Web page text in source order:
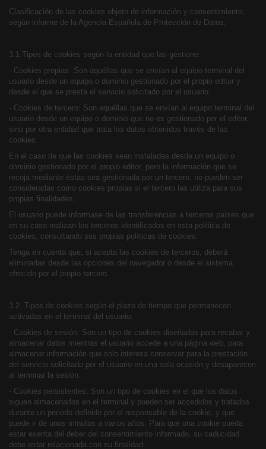
Clasificación de las cookies objeto de información y consentimiento,
según informe de la Agencia Española de Protección de Datos:
3.1.Tipos de cookies según la entidad que las gestione:
- Cookies propias: Son aquéllas que se envían al equipo terminal del
usuario desde un equipo o dominio gestionado por el propio editor y
desde el que se presta el servicio solicitado por el usuario.
- Cookies de tercero: Son aquéllas que se envían al equipo terminal del
usuario desde un equipo o dominio que no es gestionado por el editor,
sino por otra entidad que trata los datos obtenidos través de las
cookies.
En el caso de que las cookies sean instaladas desde un equipo o
dominio gestionado por el propio editor, pero la información que se
recoja mediante éstas sea gestionada por un tercero, no pueden ser
consideradas como cookies propias si el tercero las utiliza para sus
propias finalidades.
El usuario puede informase de las transferencias a terceros países que
en su caso realizan los terceros identificados en esta política de
cookies, consultando sus propias políticas de cookies.
Tenga en cuenta que, si acepta las cookies de terceros, deberá
eliminarlas desde las opciones del navegador o desde el sistema
ofrecido por el propio tercero.
3.2. Tipos de cookies según el plazo de tiempo que permanecen
activadas en el terminal del usuario:
- Cookies de sesión: Son un tipo de cookies diseñadas para recabar y
almacenar datos mientras el usuario accede a una página web, para
almacenar información que solo interesa conservar para la prestación
del servicio solicitado por el usuario en una sola ocasión y desaparecen
al terminar la sesión.
- Cookies persistentes: Son un tipo de cookies en el que los datos
siguen almacenados en el terminal y pueden ser accedidos y tratados
durante un periodo definido por el responsable de la cookie, y que
puede ir de unos minutos a varios años. Para que una cookie pueda
estar exenta del deber del consentimiento informado, su caducidad
debe estar relacionada con su finalidad.